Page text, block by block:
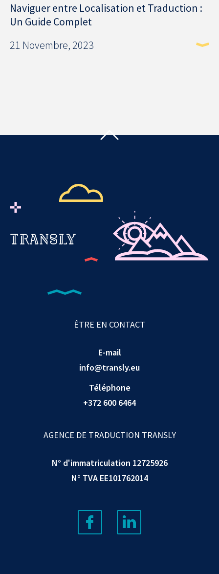
Naviguer entre Localisation et Traduction :
Un Guide Complet
21 Novembre, 2023
ÊTRE EN CONTACT
E-mail
info@transly.eu
Téléphone
+372 600 6464
AGENCE DE TRADUCTION TRANSLY
N° d'immatriculation 12725926
N° TVA EE101762014